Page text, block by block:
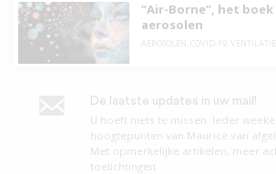
“Air-Borne”, het
aerosolen
AEROSOLEN COVID-19, VENTILATIE
De laatste updates in uw mail!
U hoeft niets te missen. leder
hoogtepunten van Maurice van
Met opmerkelijke artikelen, meer
toelichtingen.